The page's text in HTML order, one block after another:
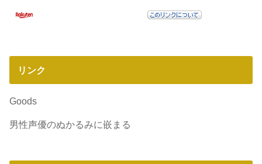
リンク
Goods
男性声優のぬかるみに嵌まる